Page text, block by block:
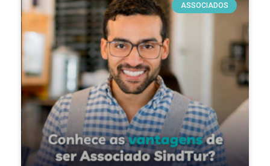
ASSOCIADOS